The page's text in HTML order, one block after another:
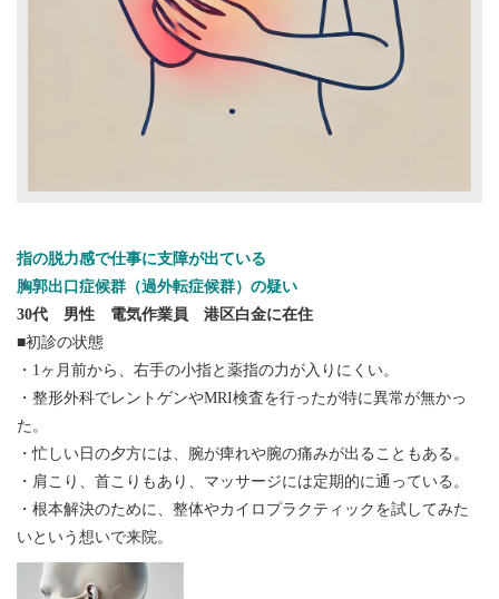
指の脱力感で仕事に支障が出ている
胸郭出口症候群（過外転症候群）の疑い
30代 男性 電気作業員 港区白金に在住
■初診の状態
・1ヶ月前から、右手の小指と薬指の力が入りにくい。
・整形外科でレントゲンやMRI検査を行ったが特に異常が無かっ
た。
・忙しい日の夕方には、腕が痺れや腕の痛みが出ることもある。
・肩こり、首こりもあり、マッサージには定期的に通っている。
・根本解決のために、整体やカイロプラクティックを試してみた
いという想いで来院。